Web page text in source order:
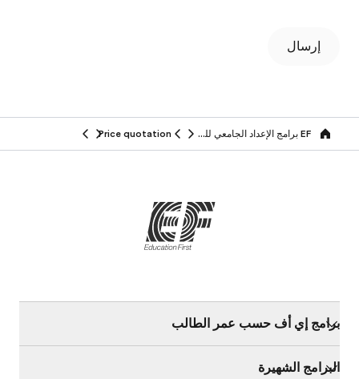
إرسال
Home EF برامج الإعداد الجامعي للطلاب والكبار Price quotation
برامج إي أف حسب عمر الطالب
البرامج الشهيرة